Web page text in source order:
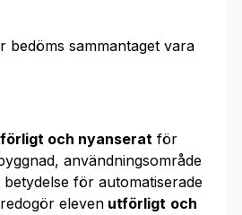
bedöms sammantaget vara
och nyanserat för
användningsområde
för automatiserade
eleven utförligt och